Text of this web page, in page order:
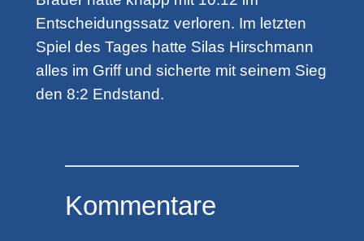
Entscheidungssatz verloren. Im letzten
Spiel des Tages hatte Silas Hirschmann
alles im Griff und sicherte mit seinem Sieg
den 8:2 Endstand.
Kommentare